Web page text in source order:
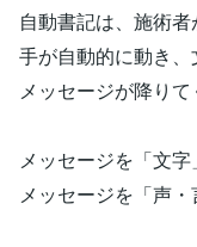
自動書記は、施術
手が自動的に動き、
メッセージが降りて
メッセージを「文字
メッセージを「声・